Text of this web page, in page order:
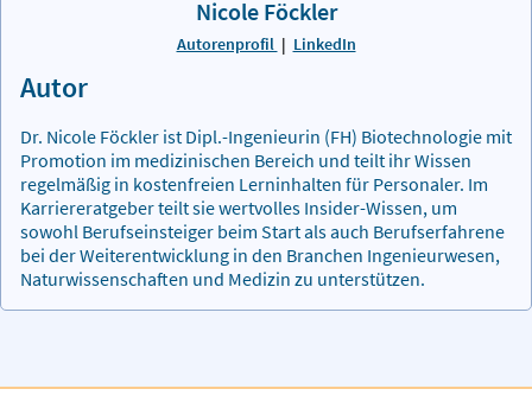
Nicole Föckler
Autorenprofil | LinkedIn
Autor
Dr. Nicole Föckler ist Dipl.-Ingenieurin (FH) Biotechnologie mit
Promotion im medizinischen Bereich und teilt ihr Wissen
regelmäßig in kostenfreien Lerninhalten für Personaler. Im
Karriereratgeber teilt sie wertvolles Insider-Wissen, um
sowohl Berufseinsteiger beim Start als auch Berufserfahrene
bei der Weiterentwicklung in den Branchen Ingenieurwesen,
Naturwissenschaften und Medizin zu unterstützen.